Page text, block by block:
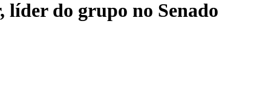
líder do grupo no Senado